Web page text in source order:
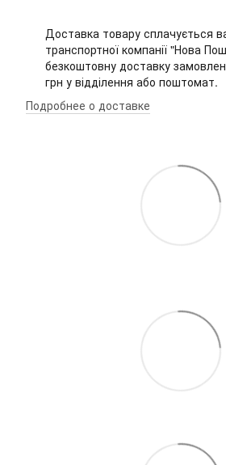
Доставка товару сплачується
транспортної компанії "Нова
безкоштовну доставку
грн у відділення або поштомат.
Подробнее о доставке